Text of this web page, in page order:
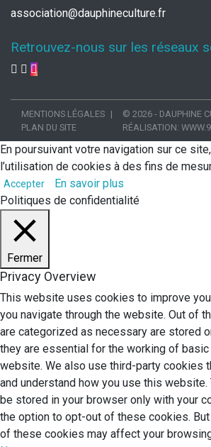
association@dauphineculture.fr
Retrouvez-nous sur les réseaux
MENTIONS LÉGALES
PLAN DU SITE
© 2026 - DAUPHINE
RÉALISATION:
En poursuivant votre navigation sur ce
l’utilisation de cookies à des fins de
Accepter
En savoir plus
Politiques de confidentialité
Fermer
Privacy Overview
This website uses cookies to improve
you navigate through the website. Out of
are categorized as necessary are stored
they are essential for the working of
website. We also use third-party cookies
and understand how you use this
be stored in your browser only with your
the option to opt-out of these cookies.
of these cookies may affect your